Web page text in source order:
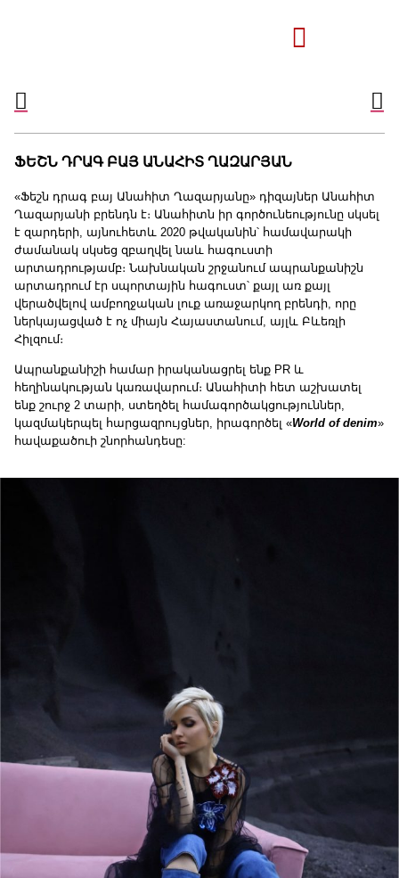
ՖԵՇՆ ԴՐԱԳ ԲԱՅ ԱՆԱՀԻՏ ՂԱԶԱՐՅԱՆ
«Ֆեշն դրագ բայ Անահիտ Ղազարյանը» դիզայներ Անահիտ
Ղազարյանի բրենդն է։ Անահիտն իր գործունեությունը սկսել
է զարդերի, այնուհետև 2020 թվականին՝ համավարակի
ժամանակ սկսեց զբաղվել նաև հագուստի
արտադրությամբ։ Նախնական շրջանում ապրանքանիշն
արտադրում էր սպորտային հագուստ՝ քայլ առ քայլ
վերածվելով ամբողջական լուք առաջարկող բրենդի, որը
ներկայացված է ոչ միայն Հայաստանում, այլև Բևեռլի
Հիլզում։
Ապրանքանիշի համար իրականացրել ենք PR և
հեղինակության կառավարում։ Անահիտի հետ աշխատել
ենք շուրջ 2 տարի, ստեղծել համագործակցություններ,
կազմակերպել հարցազրույցներ, իրագործել «World of denim»
հավաքածուի շնորհանդեսը: